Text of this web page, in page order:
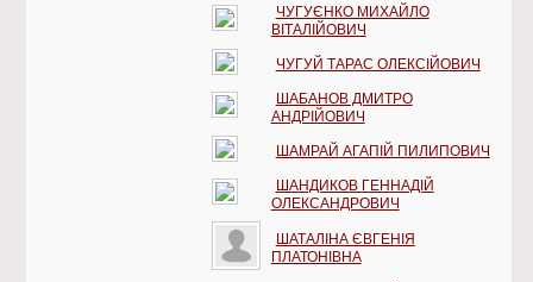
ЧУГУЄНКО МИХАЙЛО
ВІТАЛІЙОВИЧ
ЧУГУЙ ТАРАС ОЛЕКСІЙОВИЧ
ШАБАНОВ ДМИТРО
АНДРІЙОВИЧ
ШАМРАЙ АГАПІЙ ПИЛИПОВИЧ
ШАНДИКОВ ГЕННАДІЙ
ОЛЕКСАНДРОВИЧ
ШАТАЛІНА ЄВГЕНІЯ
ПЛАТОНІВНА